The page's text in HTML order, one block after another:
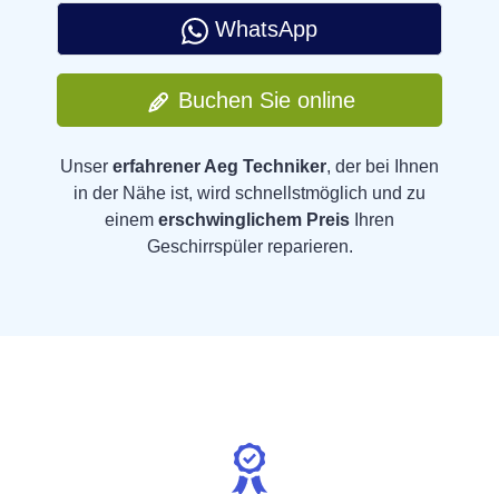
WhatsApp
Buchen Sie online
Unser erfahrener Aeg Techniker, der bei Ihnen
in der Nähe ist, wird schnellstmöglich und zu
einem erschwinglichem Preis Ihren
Geschirrspüler reparieren.